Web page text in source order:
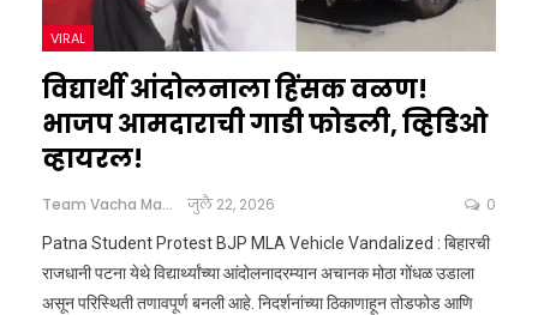
VIRAL
विद्यार्थी आंदोलनाला हिंसक वळण!
भाजप आमदाराची गाडी फोडली, व्हिडिओ
व्हायरल!
Team Vacha Marathi जुलै 22, 2026 0
Patna Student Protest BJP MLA Vehicle Vandalized : बिहारची
राजधानी पटना येथे विद्यार्थ्यांच्या आंदोलनादरम्यान अचानक मोठा गोंधळ उडाला
असून परिस्थिती तणावपूर्ण बनली आहे. निदर्शनांच्या ठिकाणाहून तोडफोड आणि